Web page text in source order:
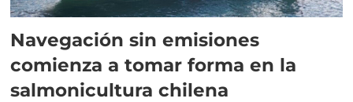
Navegación sin emisiones
comienza a tomar forma en la
salmonicultura chilena